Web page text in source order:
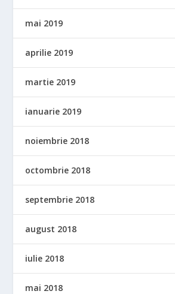
mai 2019
aprilie 2019
martie 2019
ianuarie 2019
noiembrie 2018
octombrie 2018
septembrie 2018
august 2018
iulie 2018
mai 2018